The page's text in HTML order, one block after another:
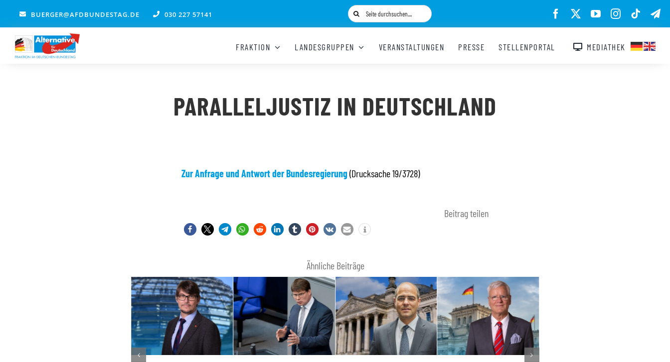
springen
BUERGER@AFDBUNDESTAG.DE 030 227 57141
Suche
nach:
FRAKTION LANDESGRUPPEN VERANSTALTUNGEN PRESSE STELLENPORTAL MEDIATHEK
PARALLELJUSTIZ IN DEUTSCHLAND
Zur Anfrage und Antwort der Bundesregierung(Drucksache 19/3728)
Beitrag teilen
Ähnliche Beiträge